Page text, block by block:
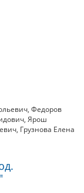
, Федоров
, Ярош
, Грузнова Елена